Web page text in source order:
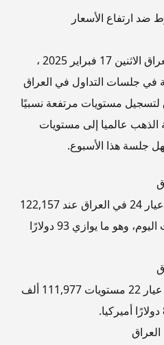
ضد ارتفاع الأسعار
ننشر سعر الذهب اليوم في العراق الاثنين 17 فبراير 2025 ،
جلسات التداول في العراق
مستويات مرتفعة نسبيًا
عالميا إلى مستويات
ارتفع سعر شراء غرام الذهب عيار 24 في العراق عند 122,157
ألف دينار عراقي خلال تداولات اليوم، وهو ما يوازي 93 دولارًا
سجل سعر شراء غرام الذهب عيار 22 مستويات 111,977 ألف